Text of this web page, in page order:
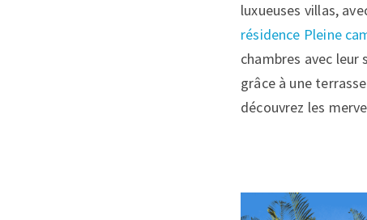
luxueuses villas,
résidence Pleine
chambres avec
grâce à une
découvrez les